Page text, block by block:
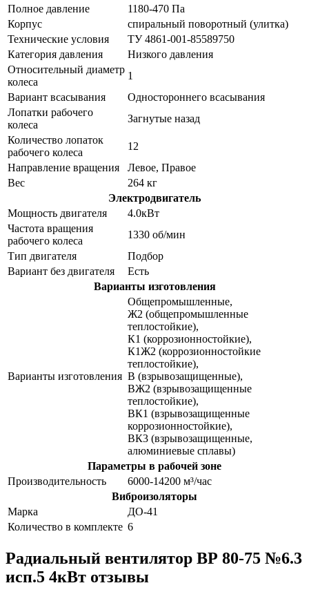
Полное давление
1180-470 Па
Корпус
спиральный поворотный (улитка)
Технические условия
ТУ 4861-001-85589750
Категория давления
Низкого давления
Относительный диаметр
колеса
1
Вариант всасывания
Одностороннего всасывания
Лопатки рабочего
колеса
Загнутые назад
Количество лопаток
рабочего колеса
12
Направление вращения
Левое, Правое
Вес
264 кг
Электродвигатель
Мощность двигателя
4.0кВт
Частота вращения
рабочего колеса
1330 об/мин
Тип двигателя
Подбор
Вариант без двигателя
Есть
Варианты изготовления
Варианты изготовления
Общепромышленные,
Ж2 (общепромышленные
теплостойкие),
К1 (коррозионностойкие),
К1Ж2 (коррозионностойкие
теплостойкие),
В (взрывозащищенные),
ВЖ2 (взрывозащищенные
теплостойкие),
ВК1 (взрывозащищенные
коррозионностойкие),
ВК3 (взрывозащищенные,
алюминиевые сплавы)
Параметры в рабочей зоне
Производительность
6000-14200 м³/час
Виброизоляторы
Марка
ДО-41
Количество в комплекте 6
Радиальный вентилятор ВР 80-75 №6.3
исп.5 4кВт отзывы